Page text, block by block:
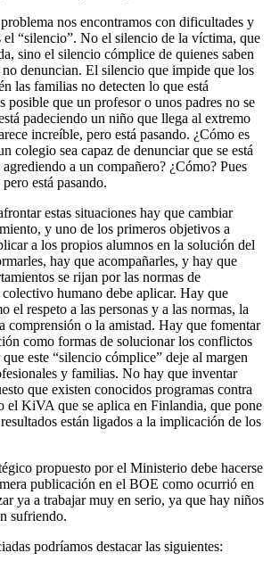
nos encontramos con dificultades y
el “silencio”. No el silencio de la víctima, que
sino el silencio cómplice de quienes saben
no denuncian. El silencio que impide que los
las familias no detecten lo que está
posible que un profesor o unos padres no se
padeciendo un niño que llega al extremo
increíble, pero está pasando. ¿Cómo es
colegio sea capaz de denunciar que se está
a un compañero? ¿Cómo? Pues
está pasando.
estas situaciones hay que cambiar
y uno de los primeros objetivos a
a los propios alumnos en la solución del
hay que acompañarles, y hay que
se rijan por las normas de
humano debe aplicar. Hay que
el respeto a las personas y a las normas, la
comprensión o la amistad. Hay que fomentar
como formas de solucionar los conflictos
este “silencio cómplice” deje al margen
y familias. No hay que inventar
que existen conocidos programas contra
el KiVA que se aplica en Finlandia, que pone
están ligados a la implicación de los
propuesto por el Ministerio debe hacerse
publicación en el BOE como ocurrió en
ya a trabajar muy en serio, ya que hay niños
sufriendo.
podríamos destacar las siguientes: